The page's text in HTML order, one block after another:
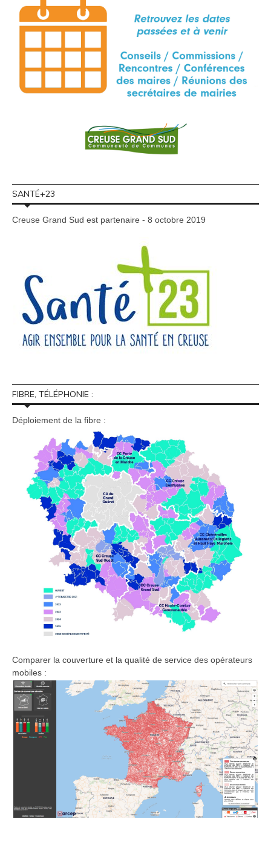
SANTÉ+23
Creuse Grand Sud est partenaire - 8 octobre 2019
FIBRE, TÉLÉPHONIE :
Déploiement de la fibre :
Comparer la couverture et la qualité de service des opérateurs
mobiles :